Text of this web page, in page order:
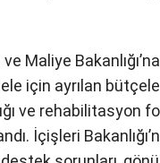
Maliye
için ayrılan
ve rehabilitasyon
İçişleri